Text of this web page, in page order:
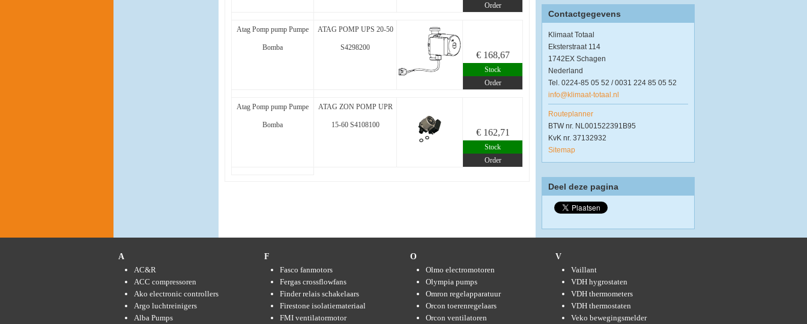
Order
Atag Pomp pump Pumpe
Bomba
ATAG POMP UPS 20-50
S4298200
€ 168,67
Stock
Order
Atag Pomp pump Pumpe
Bomba
ATAG ZON POMP UPR
15-60 S4108100
€ 162,71
Stock
Order
Contactgegevens
Klimaat Totaal
Eksterstraat 114
1742EX Schagen
Nederland
Tel. 0224-85 05 52 / 0031 224 85 05 52
info@klimaat-totaal.nl
Routeplanner
BTW nr. NL001522391B95
KvK nr. 37132932
Sitemap
Deel deze pagina
A
AC&R
ACC compressoren
Ako electronic controllers
Argo luchtreinigers
Alba Pumps
F
Fasco fanmotors
Fergas crossflowfans
Finder relais schakelaars
Firestone isolatiemateriaal
FMI ventilatormotor
O
Olmo electromotoren
Olympia pumps
Omron regelapparatuur
Orcon toerenregelaars
Orcon ventilatoren
V
Vaillant
VDH hygrostaten
VDH thermometers
VDH thermostaten
Veko bewegingsmelder